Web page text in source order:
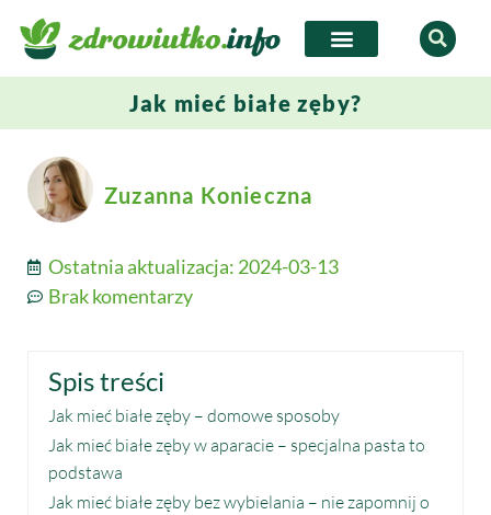
Jak mieć białe zęby?
Zuzanna Konieczna
Ostatnia aktualizacja: 2024-03-13
Brak komentarzy
Spis treści
Jak mieć białe zęby – domowe sposoby
Jak mieć białe zęby w aparacie – specjalna pasta to
podstawa
Jak mieć białe zęby bez wybielania – nie zapomnij o